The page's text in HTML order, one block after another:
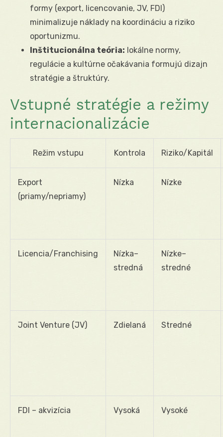
formy (export, licencovanie, JV, FDI)
minimalizuje náklady na koordináciu a riziko
oportunizmu.
Inštitucionálna teória: lokálne normy,
regulácie a kultúrne očakávania formujú dizajn
stratégie a štruktúry.
Vstupné stratégie a režimy
internacionalizácie
Režim vstupu Kontrola Riziko/Kapitál
Export
(priamy/nepriamy)
Nízka Nízke
Licencia/Franchising
Nízka–
stredná
Nízke–
stredné
Joint Venture (JV) Zdielaná Stredné
FDI – akvizícia Vysoká Vysoké